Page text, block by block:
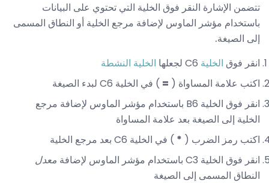
تتضمن الإشارة النقر فوق الخلية التي تحتوي على البيانات
باستخدام مؤشر الماوس لإضافة مرجع الخلية أو النطاق المسمى
إلى الصيغة.
انقر فوق الخلية
الخلية النشطة
اكتب علامة المساواة ( = ) في الخلية C6 لبدء الصيغة
انقر فوق الخلية B6 باستخدام مؤشر الماوس لإضافة مرجع
الخلية إلى الصيغة بعد علامة المساواة
اكتب رمز الضرب ( * ) في الخلية C6 بعد مرجع الخلية
انقر فوق الخلية C3 باستخدام مؤشر الماوس لإضافة
معدل
النطاق المسمى إلى الصيغة